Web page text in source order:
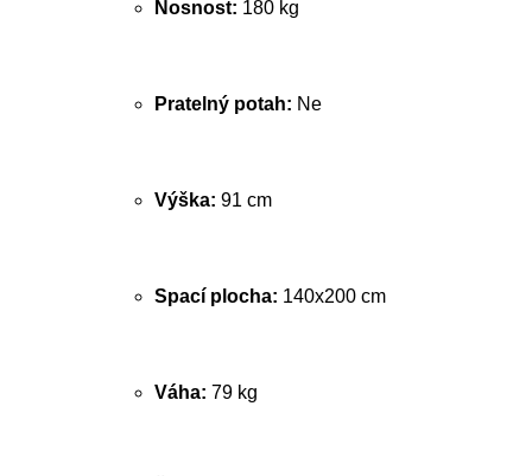
Nosnost: 180 kg
Pratelný potah: Ne
Výška: 91 cm
Spací plocha: 140x200 cm
Váha: 79 kg